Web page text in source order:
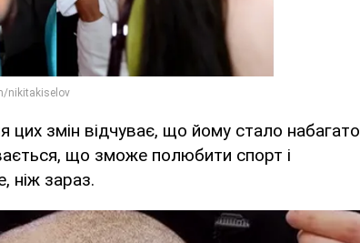
цих змін відчуває, що йому стало набагато
що зможе полюбити спорт і
ніж зараз.